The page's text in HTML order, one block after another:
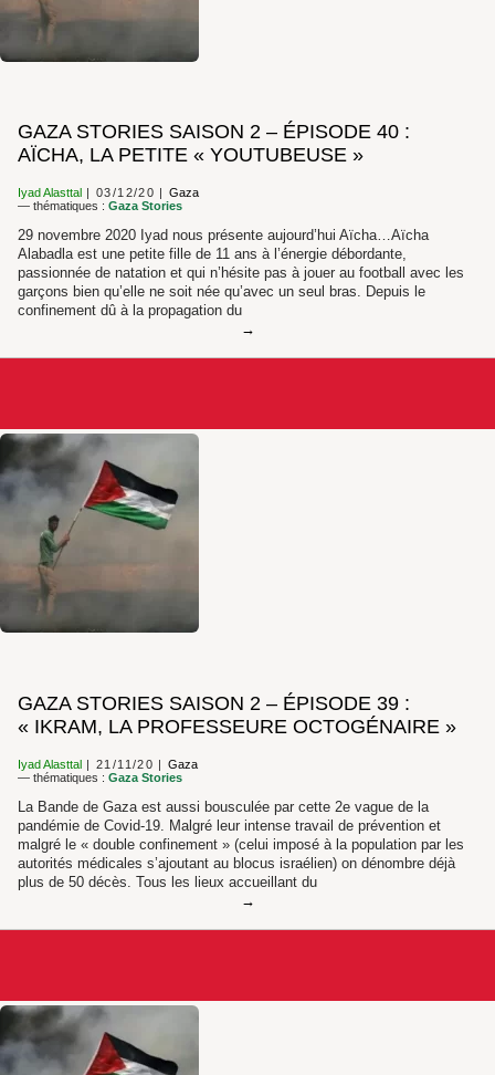
GAZA STORIES SAISON 2 – ÉPISODE 40 :
AÏCHA, LA PETITE « YOUTUBEUSE »
Iyad Alasttal 03/12/20
Gaza
— thématiques : Gaza Stories
29 novembre 2020 Iyad nous présente aujourd’hui Aïcha…Aïcha
Alabadla est une petite fille de 11 ans à l’énergie débordante,
passionnée de natation et qui n’hésite pas à jouer au football avec les
garçons bien qu’elle ne soit née qu’avec un seul bras. Depuis le
confinement dû à la propagation du
GAZA STORIES SAISON 2 – ÉPISODE 39 :
« IKRAM, LA PROFESSEURE OCTOGÉNAIRE »
Iyad Alasttal 21/11/20
Gaza
— thématiques : Gaza Stories
La Bande de Gaza est aussi bousculée par cette 2e vague de la
pandémie de Covid-19. Malgré leur intense travail de prévention et
malgré le « double confinement » (celui imposé à la population par les
autorités médicales s’ajoutant au blocus israélien) on dénombre déjà
plus de 50 décès. Tous les lieux accueillant du